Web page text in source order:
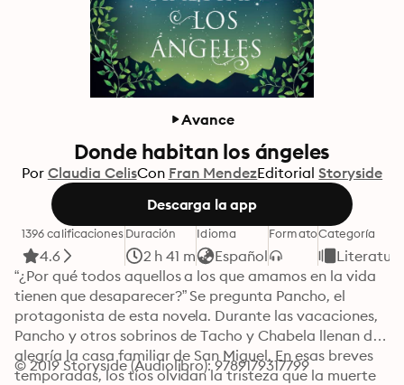
Avance
Donde habitan los ángeles
Por Claudia CelisCon Fran MendezEditorial Storyside
Descarga la app
1396 calificaciones
4.6
Duración
2 h 41 m
Idioma
Español
FormatoCategoría
“¿Por qué todos aquellos a los que amamos en la vida
tienen que desaparecer?” Se pregunta Pancho, el
protagonista de esta novela. Durante las vacaciones,
Pancho y otros sobrinos de Tacho y Chabela llenan de
alegría la casa familiar de San Miguel. En esas breves
temporadas, los tíos olvidan la tristeza que la muerte
© 2019 Storyside (Audiolibro): 9789179317799